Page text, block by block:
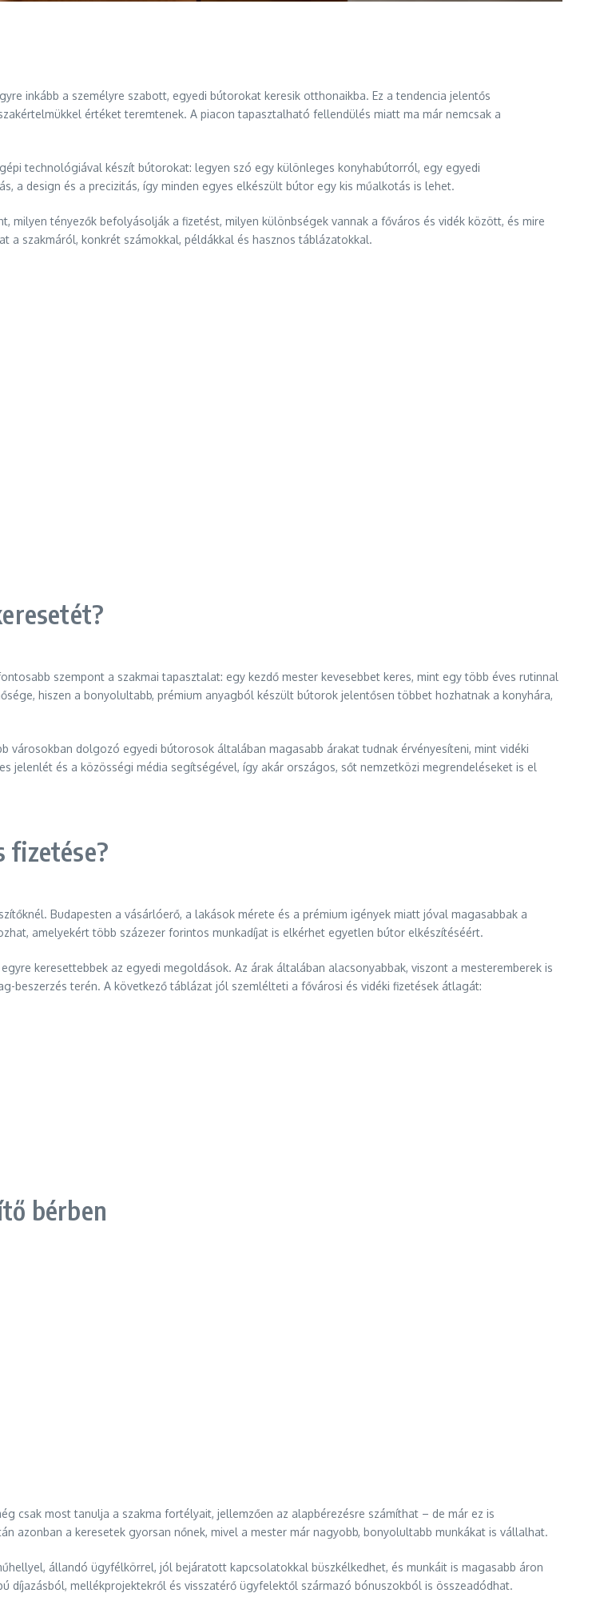
inkább a személyre szabott, egyedi bútorokat keresik otthonaikba. Ez a tendencia jelentős
értéket teremtenek. A piacon tapasztalható fellendülés miatt ma már nemcsak a
technológiával készít bútorokat: legyen szó egy különleges konyhabútorról, egy egyedi
a design és a precizitás, így minden egyes elkészült bútor egy kis műalkotás is lehet.
milyen tényezők befolyásolják a fizetést, milyen különbségek vannak a főváros és vidék között, és mire
a szakmáról, konkrét számokkal, példákkal és hasznos táblázatokkal.
szempont a szakmai tapasztalat: egy kezdő mester kevesebbet keres, mint egy több éves rutinnal
hiszen a bonyolultabb, prémium anyagból készült bútorok jelentősen többet hozhatnak a konyhára,
dolgozó egyedi bútorosok általában magasabb árakat tudnak érvényesíteni, mint vidéki
jelenlét és a közösségi média segítségével, így akár országos, sőt nemzetközi megrendeléseket is el
fizetése?
Budapesten a vásárlóerő, a lakások mérete és a prémium igények miatt jóval magasabbak a
amelyekért több százezer forintos munkadíjat is elkérhet egyetlen bútor elkészítéséért.
keresettebbek az egyedi megoldások. Az árak általában alacsonyabbak, viszont a mesteremberek is
beszerzés terén. A következő táblázat jól szemlélteti a fővárosi és vidéki fizetések átlagát:
bérben
csak most tanulja a szakma fortélyait, jellemzően az alapbérezésre számíthat – de már ez is
azonban a keresetek gyorsan nőnek, mivel a mester már nagyobb, bonyolultabb munkákat is vállalhat.
állandó ügyfélkörrel, jól bejáratott kapcsolatokkal büszkélkedhet, és munkáit is magasabb áron
díjazásból, mellékprojektekről és visszatérő ügyfelektől származó bónuszokból is összeadódhat.